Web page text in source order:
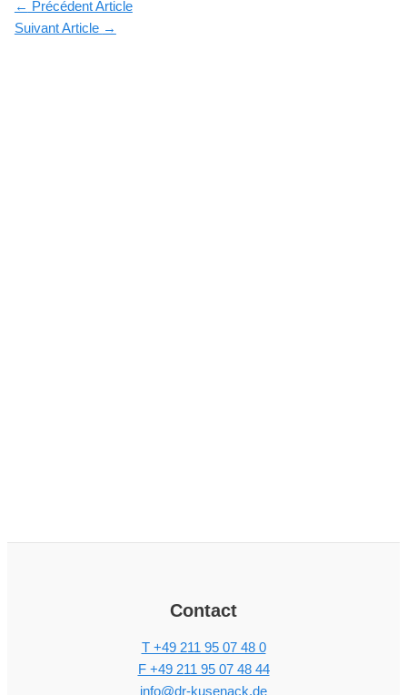
← Précédent Article
Suivant Article →
Contact
T +49 211 95 07 48 0
F +49 211 95 07 48 44
info@dr-kusenack.de